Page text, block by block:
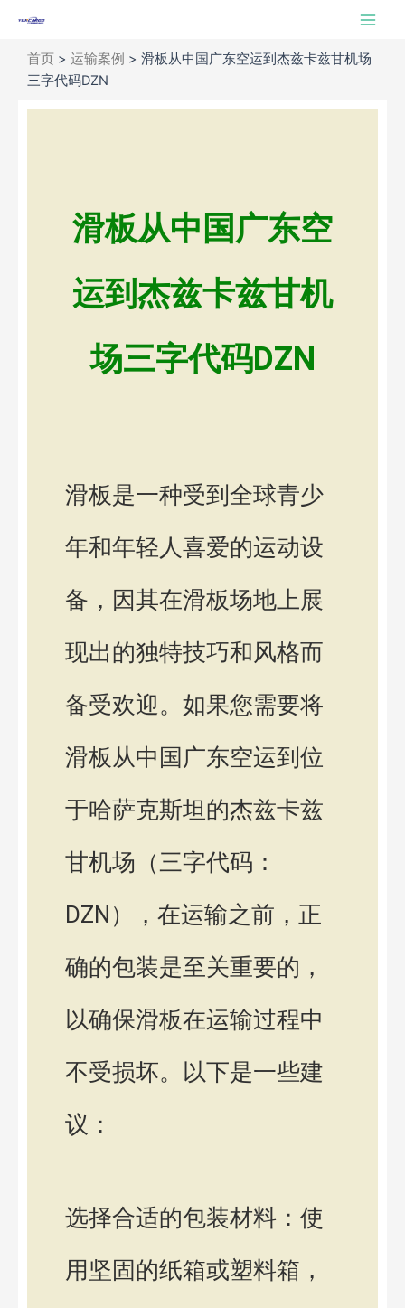
Main
首页 > 运输案例 > 滑板从中国广东空运到杰兹卡兹甘机场
三字代码DZN
滑板从中国广东空
运到杰兹卡兹甘机
场三字代码DZN
滑板是一种受到全球青少
年和年轻人喜爱的运动设
备，因其在滑板场地上展
现出的独特技巧和风格而
备受欢迎。如果您需要将
滑板从中国广东空运到位
于哈萨克斯坦的杰兹卡兹
甘机场（三字代码：
DZN），在运输之前，正
确的包装是至关重要的，
以确保滑板在运输过程中
不受损坏。以下是一些建
议：
选择合适的包装材料：使
用坚固的纸箱或塑料箱，